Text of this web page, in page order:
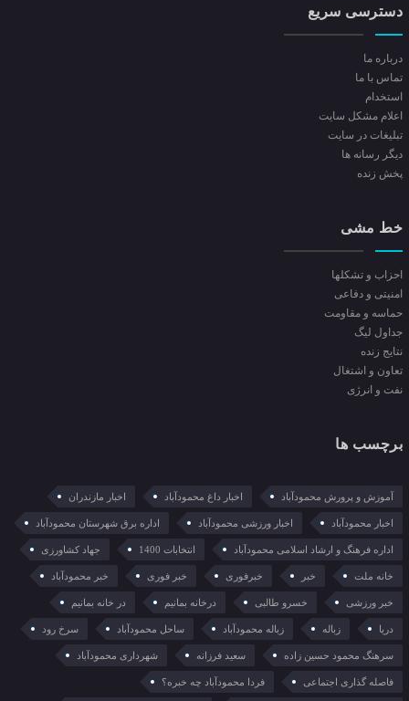
دسترسی سریع
درباره ما
تماس با ما
استخدام
اعلام مشکل سایت
تبلیغات در سایت
ديگر رسانه ها
پخش زنده
خط مشی
احزاب و تشکلها
امنیتی و دفاعی
حماسه و مقاومت
جداول لیگ
نتایج زنده
تعاون و اشتغال
نفت و انرژی
برچسب ها
آموزش و پرورش محمودآباد اخبار داغ محمودآباد اخبار مازندران
اخبار محمودآباد اخبار ورزشی محمودآباد اداره برق شهرستان محمودآباد
اداره فرهنگ و ارشاد اسلامی محمودآباد انتخابات 1400 جهاد کشاورزی
خانه ملت خبر خبرفوری خبر فوری خبر محمودآباد
خبر ورزشی خسرو طالبی درخانه بمانیم در خانه بمانیم
دریا زباله زباله محمودآباد ساحل محمودآباد سرخ رود
سرهنگ محمود حسین زاده سعید فرزانه شهرداری محمودآباد
فاصله گذاری اجتماعی فردا محمودآباد چه خبره؟